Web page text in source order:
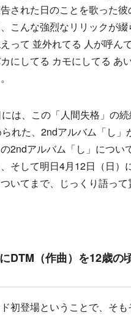
された日のことを歌った彼
、こんな強烈なリリックが
って 並外れてる 人が呼ん
にしてる カモにしてる あ
は、この「人間失格」の
れた、2ndアルバム「し」
2ndアルバム「し」につい
そして明日4月12日（日）
いてまで、じっくり語って
DTM（作曲）を12歳の
初登場ということで、そも